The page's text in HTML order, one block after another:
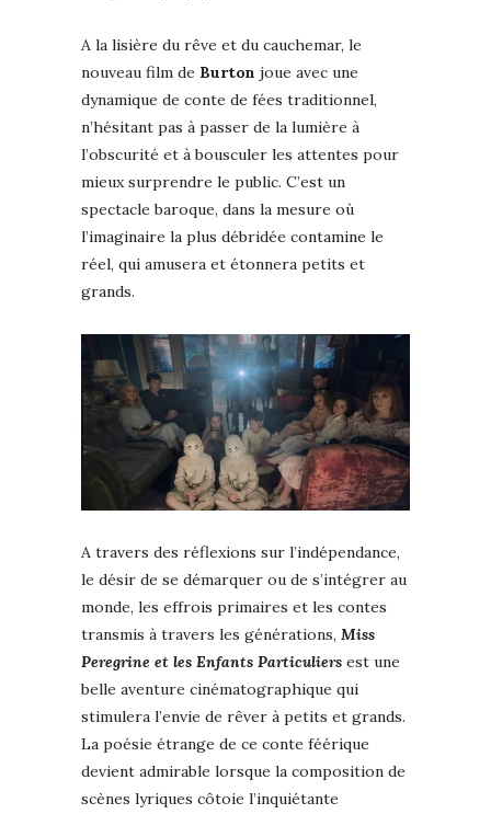
A la lisière du rêve et du cauchemar, le
nouveau film de Burton joue avec une
dynamique de conte de fées traditionnel,
n’hésitant pas à passer de la lumière à
l’obscurité et à bousculer les attentes pour
mieux surprendre le public. C’est un
spectacle baroque, dans la mesure où
l’imaginaire la plus débridée contamine le
réel, qui amusera et étonnera petits et
grands.
A travers des réflexions sur l’indépendance,
le désir de se démarquer ou de s’intégrer au
monde, les effrois primaires et les contes
transmis à travers les générations, Miss
Peregrine et les Enfants Particuliers est une
belle aventure cinématographique qui
stimulera l’envie de rêver à petits et grands.
La poésie étrange de ce conte féérique
devient admirable lorsque la composition de
scènes lyriques côtoie l’inquiétante